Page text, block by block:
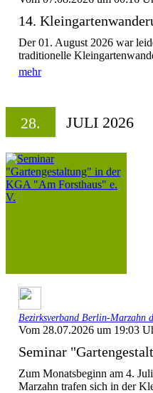
14.
Der 01. August 2026 war
traditionelle
mehr
28. JULI 2026
Bezirksverband Berlin-Marzahn
Vom 28.07.2026 um 19:03
Seminar
Zum Monatsbeginn am 4.
Marzahn trafen sich in der